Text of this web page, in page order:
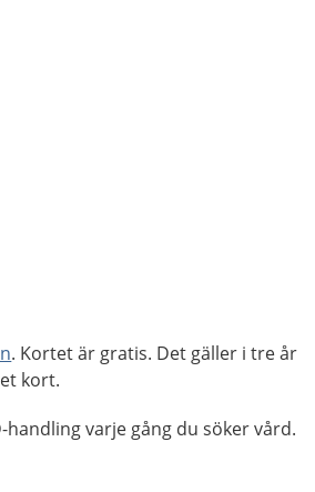
. Kortet är gratis. Det gäller i tre år
kort.
varje gång du söker vård.